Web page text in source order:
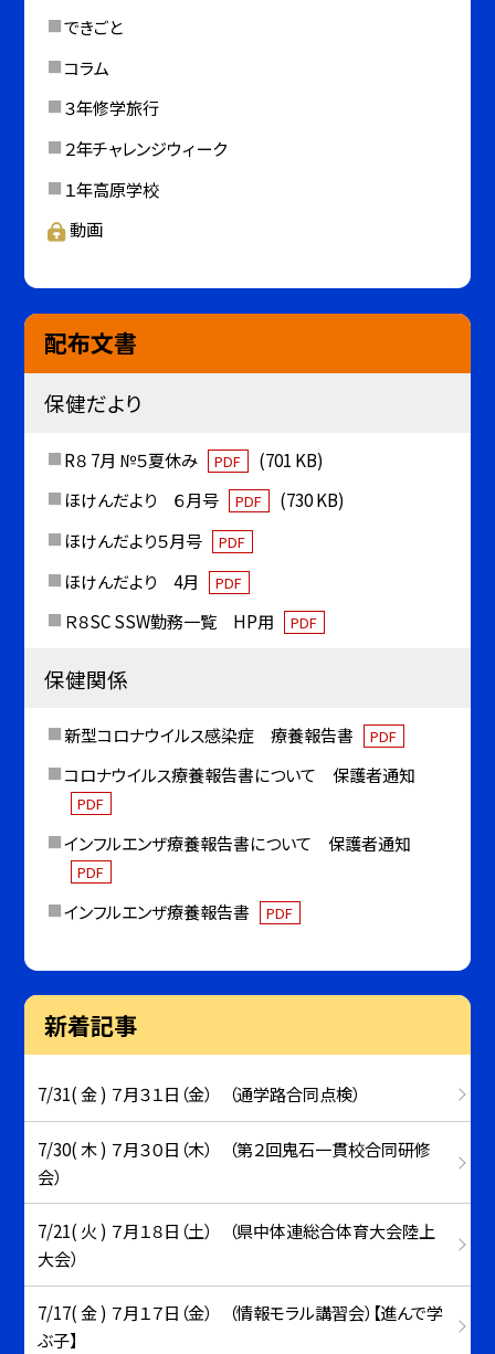
できごと
コラム
３年修学旅行
２年チャレンジウィーク
１年高原学校
動画
配布文書
保健だより
R８ 7月 №５夏休み PDF
(701 KB)
ほけんだより ６月号
PDF
(730 KB)
ほけんだより５月号
PDF
ほけんだより 4月 PDF
Ｒ８SC SSW勤務一覧 HP用 PDF
保健関係
新型コロナウイルス感染症 療養報告書 PDF
コロナウイルス療養報告書について 保護者通知
PDF
インフルエンザ療養報告書について 保護者通知
PDF
インフルエンザ療養報告書 PDF
新着記事
7/31( 金 ) ７月３１日（金） （通学路合同点検）
7/30( 木 ) ７月３０日（木） （第２回鬼石一貫校合同研修
会）
7/21( 火 ) ７月１８日（土） （県中体連総合体育大会陸上
大会）
7/17( 金 ) ７月１７日（金） （情報モラル講習会）【進んで学
ぶ子】